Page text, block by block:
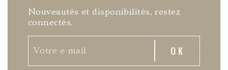
Nouveautés et disponibilités, restez
connectés.